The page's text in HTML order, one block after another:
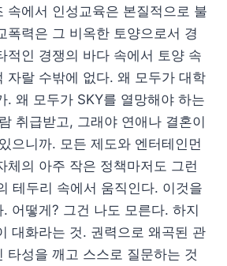
속에서 인성교육은 본질적으로 불
폭력은 그 비옥한 토양으로서 경
적인 경쟁의 바다 속에서 토양 속
자랄 수밖에 없다. 왜 모두가 대학
. 왜 모두가 SKY를 열망해야 하는
취급받고, 그래야 연애나 결혼이
으니까. 모든 제도와 엔터테인먼
체의 아주 작은 정책마저도 그런
테두리 속에서 움직인다. 이것을
어떻게? 그건 나도 모른다. 하지
대화라는 것. 권력으로 왜곡된 관
타성을 깨고 스스로 질문하는 것